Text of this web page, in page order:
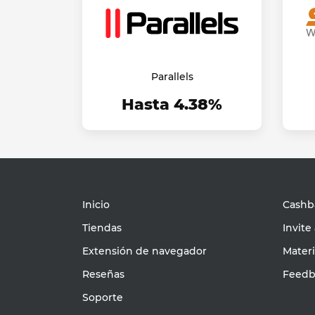
Parallels
Hasta 4.38%
Inicio
Tiendas
Extensión de navegador
Reseñas
Soporte
Invite